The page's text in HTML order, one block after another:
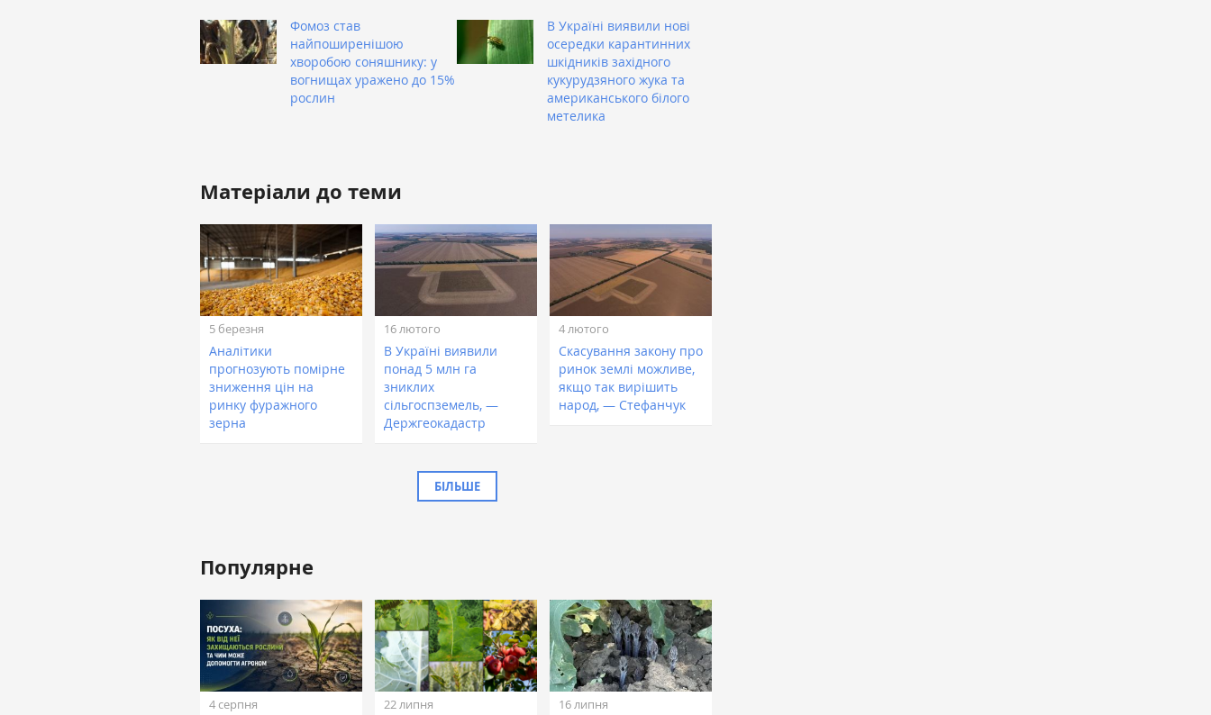
Фомоз став
найпоширенішою
хворобою соняшнику: у
вогнищах уражено до 15%
рослин
В Україні виявили нові
осередки карантинних
шкідників західного
кукурудзяного жука та
американського білого
метелика
Матеріали до теми
5 березня
Аналітики
прогнозують помірне
зниження цін на
ринку фуражного
зерна
16 лютого
В Україні виявили
понад 5 млн га
зниклих
сільгоспземель, —
Держгеокадастр
4 лютого
Скасування закону про
ринок землі можливе,
якщо так вирішить
народ, — Стефанчук
БІЛЬШЕ
Популярне
4 серпня 22 липня 16 липня